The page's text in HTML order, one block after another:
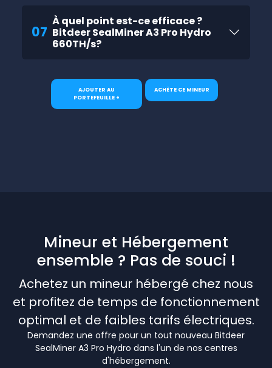
07
À quel point est-ce efficace ?
Bitdeer SealMiner A3 Pro Hydro
660TH/s?
AJOUTER AU
PORTEFEUILLE +
ACHÈTE CE MINEUR
Mineur et Hébergement
ensemble ? Pas de souci !
Achetez un mineur hébergé chez nous
et profitez de temps de fonctionnement
optimal et de faibles tarifs électriques.
Demandez une offre pour un tout nouveau Bitdeer
SealMiner A3 Pro Hydro dans l'un de nos centres
d'hébergement.